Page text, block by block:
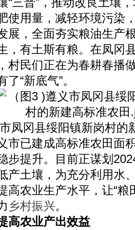
使用量，减轻环境污染
展，全面夯实粮油生产
有土斯有粮。在凤冈
村民们正在为春耕春播
“新底气”。
冈县绥阳镇新岗村的
已建成高标准农田面
步提升。目前正谋划
产土壤，为充分利用水
高农业生产水平，让“粮
乡村振兴。
农业产出效益